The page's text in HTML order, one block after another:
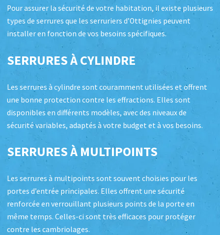
Pour assurer la sécurité de votre habitation, il existe plusieurs
types de serrures que les serruriers d’Ottignies peuvent
installer en fonction de vos besoins spécifiques.
SERRURES À CYLINDRE
Les serrures à cylindre sont couramment utilisées et offrent
une bonne protection contre les effractions. Elles sont
disponibles en différents modèles, avec des niveaux de
sécurité variables, adaptés à votre budget et à vos besoins.
SERRURES À MULTIPOINTS
Les serrures à multipoints sont souvent choisies pour les
portes d’entrée principales. Elles offrent une sécurité
renforcée en verrouillant plusieurs points de la porte en
même temps. Celles-ci sont très efficaces pour protéger
contre les cambriolages.